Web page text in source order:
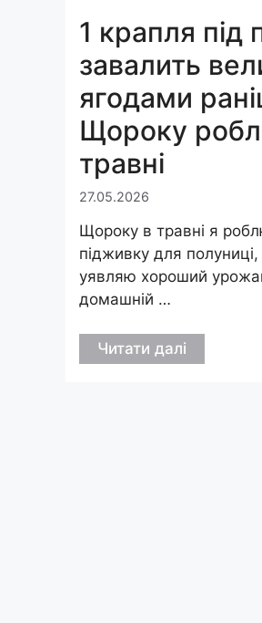
1 крапля
завалить
ягодами
Щороку
травні
27.05.2026
Щороку в травні я
підживку для
уявляю хороший
домашній …
Читати далі